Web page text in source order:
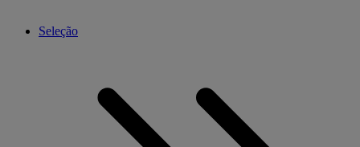
Seleção